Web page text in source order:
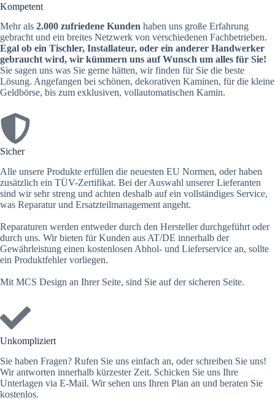
Kompetent
Mehr als 2.000 zufriedene Kunden haben uns große Erfahrung
gebracht und ein breites Netzwerk von verschiedenen Fachbetrieben.
Egal ob ein Tischler, Installateur, oder ein anderer Handwerker
gebraucht wird, wir kümmern uns auf Wunsch um alles für Sie!
Sie sagen uns was Sie gerne hätten, wir finden für Sie die beste
Lösung. Angefangen bei schönen, dekorativen Kaminen, für die kleine
Geldbörse, bis zum exklusiven, vollautomatischen Kamin.
Sicher
Alle unsere Produkte erfüllen die neuesten EU Normen, oder haben
zusätzlich ein TÜV-Zertifikat. Bei der Auswahl unserer Lieferanten
sind wir sehr streng und achten deshalb auf ein vollständiges Service,
was Reparatur und Ersatzteilmanagement angeht.
Reparaturen werden entweder durch den Hersteller durchgeführt oder
durch uns. Wir bieten für Kunden aus AT/DE innerhalb der
Gewährleistung einen kostenlosen Abhol- und Lieferservice an, sollte
ein Produktfehler vorliegen.
Mit MCS Design an Ihrer Seite, sind Sie auf der sicheren Seite.
Unkompliziert
Sie haben Fragen? Rufen Sie uns einfach an, oder schreiben Sie uns!
Wir antworten innerhalb kürzester Zeit. Schicken Sie uns Ihre
Unterlagen via E-Mail. Wir sehen uns Ihren Plan an und beraten Sie
kostenlos.